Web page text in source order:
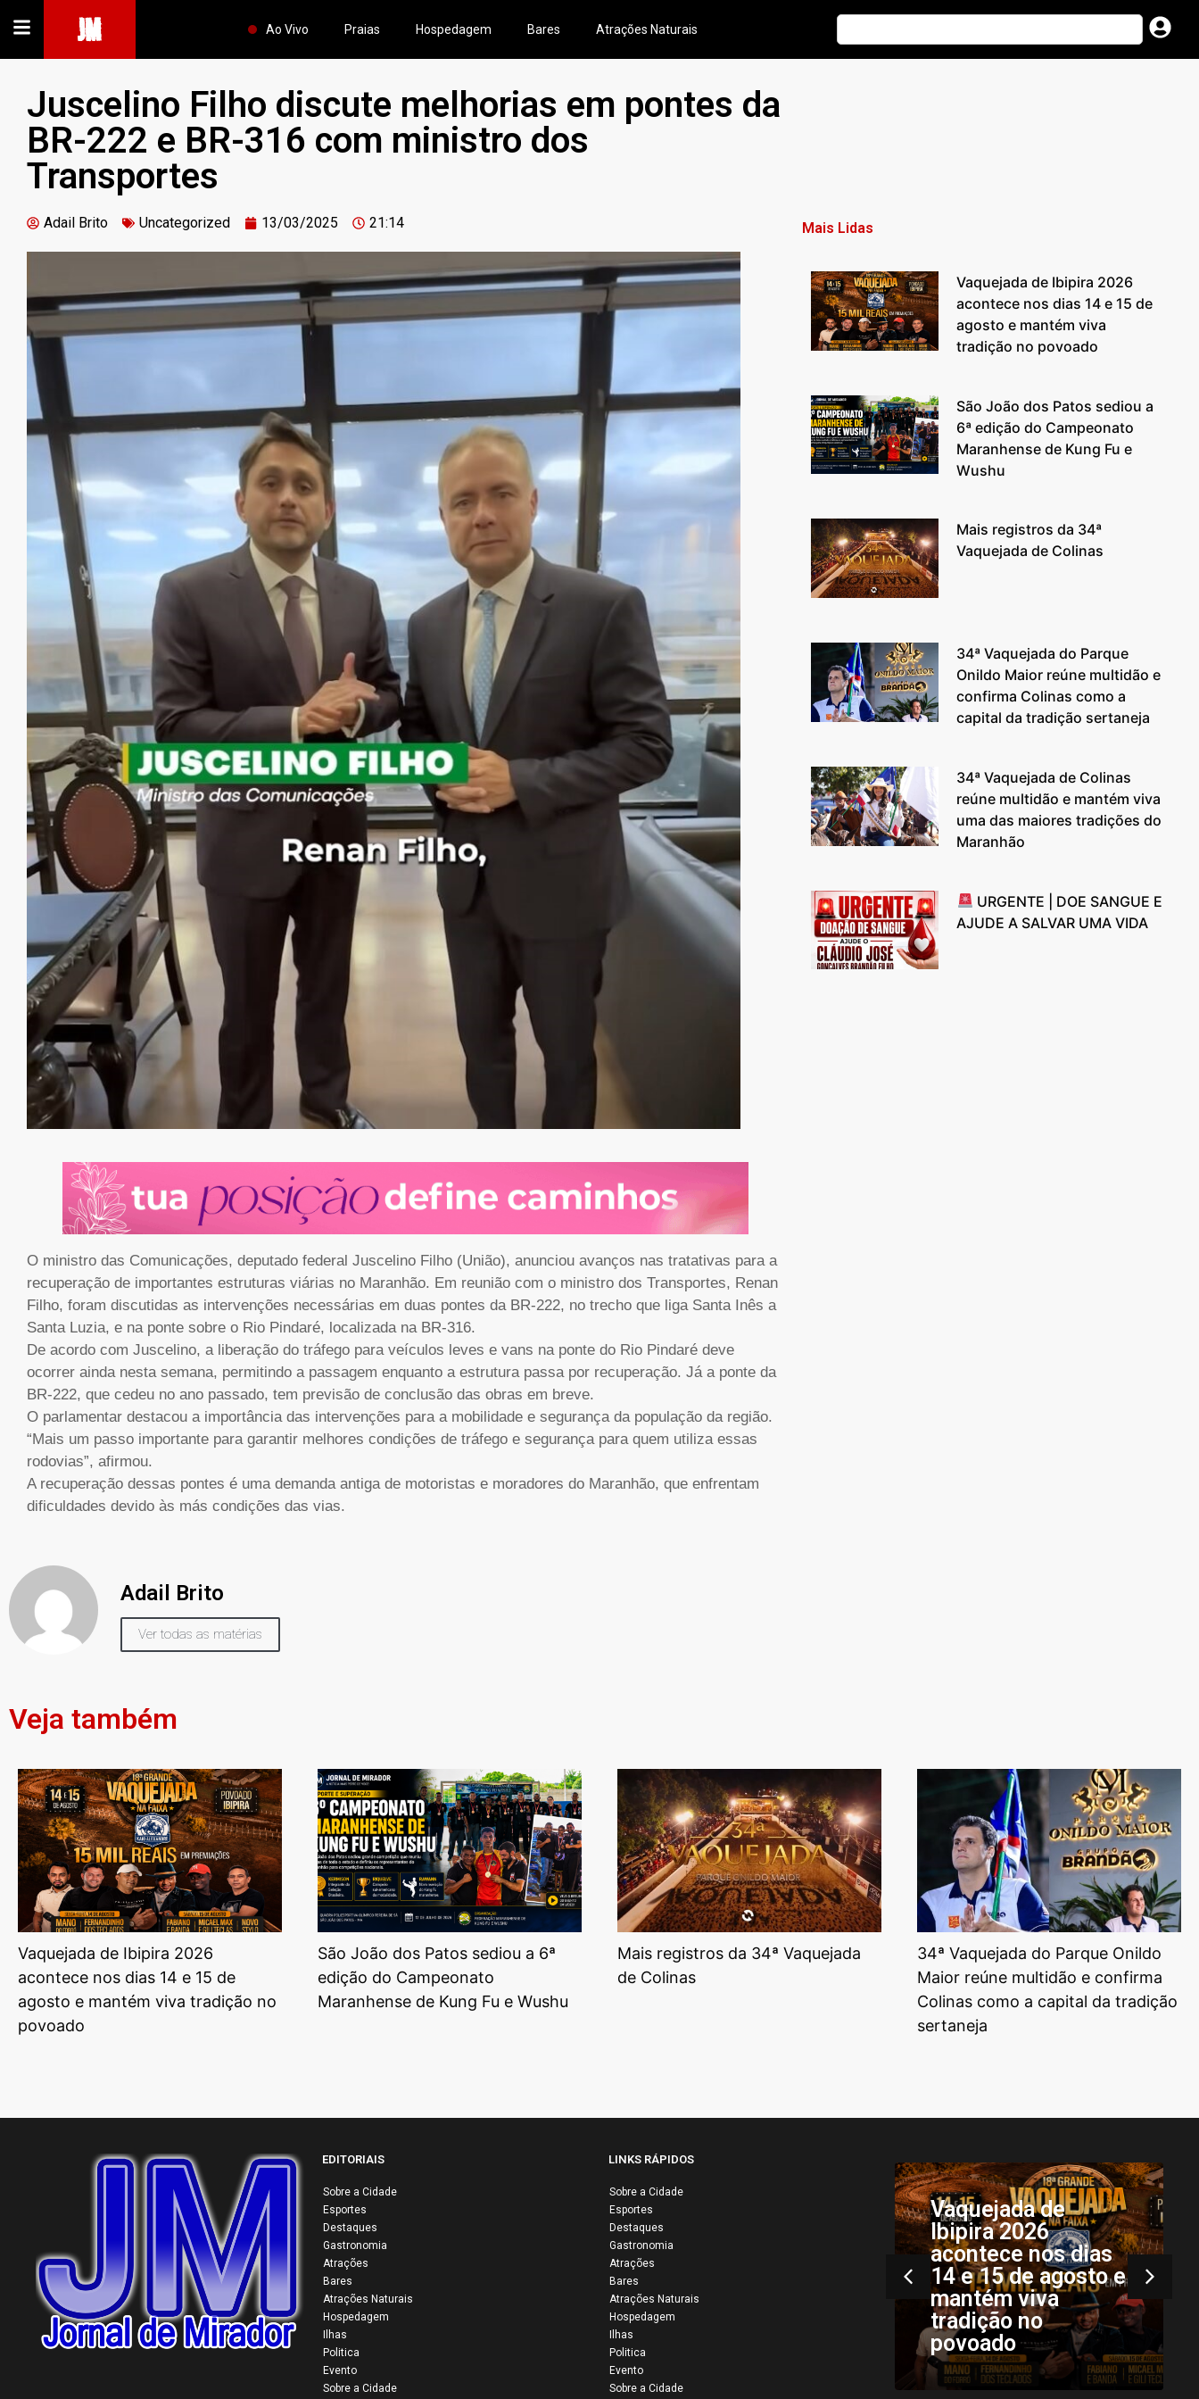
JM Ao Vivo Praias Hospedagem Bares Atrações Naturais
Juscelino Filho discute melhorias em pontes da
BR-222 e BR-316 com ministro dos
Transportes
Adail Brito Uncategorized 13/03/2025 21:14
O ministro das Comunicações, deputado federal Juscelino Filho (União), anunciou avanços nas tratativas para a
recuperação de importantes estruturas viárias no Maranhão. Em reunião com o ministro dos Transportes, Renan
Filho, foram discutidas as intervenções necessárias em duas pontes da BR-222, no trecho que liga Santa Inês a
Santa Luzia, e na ponte sobre o Rio Pindaré, localizada na BR-316.
De acordo com Juscelino, a liberação do tráfego para veículos leves e vans na ponte do Rio Pindaré deve
ocorrer ainda nesta semana, permitindo a passagem enquanto a estrutura passa por recuperação. Já a ponte da
BR-222, que cedeu no ano passado, tem previsão de conclusão das obras em breve.
O parlamentar destacou a importância das intervenções para a mobilidade e segurança da população da região.
“Mais um passo importante para garantir melhores condições de tráfego e segurança para quem utiliza essas
rodovias”, afirmou.
A recuperação dessas pontes é uma demanda antiga de motoristas e moradores do Maranhão, que enfrentam
dificuldades devido às más condições das vias.
Mais Lidas
Vaquejada de Ibipira 2026
acontece nos dias 14 e 15 de
agosto e mantém viva
tradição no povoado
São João dos Patos sediou a
6ª edição do Campeonato
Maranhense de Kung Fu e
Wushu
Mais registros da 34ª
Vaquejada de Colinas
34ª Vaquejada do Parque
Onildo Maior reúne multidão e
confirma Colinas como a
capital da tradição sertaneja
34ª Vaquejada de Colinas
reúne multidão e mantém viva
uma das maiores tradições do
Maranhão
URGENTE | DOE SANGUE E
AJUDE A SALVAR UMA VIDA
Adail Brito
Ver todas as matérias
Veja também
Vaquejada de Ibipira 2026
acontece nos dias 14 e 15 de
agosto e mantém viva tradição no
povoado
São João dos Patos sediou a 6ª
edição do Campeonato
Maranhense de Kung Fu e Wushu
Mais registros da 34ª Vaquejada
de Colinas
34ª Vaquejada do Parque Onildo
Maior reúne multidão e confirma
Colinas como a capital da tradição
sertaneja
EDITORIAIS
Sobre a Cidade
Esportes
Destaques
Gastronomia
Atrações
Bares
Atrações Naturais
Hospedagem
Ilhas
Politica
Evento
Sobre a Cidade
LINKS RÁPIDOS
Sobre a Cidade
Esportes
Destaques
Gastronomia
Atrações
Bares
Atrações Naturais
Hospedagem
Ilhas
Politica
Evento
Sobre a Cidade
confirma Colinas
mantém viva
São João dos
Patos sediou a 6ª
edição do
Campeonato
Maranhense de
Kung Fu e Wushu